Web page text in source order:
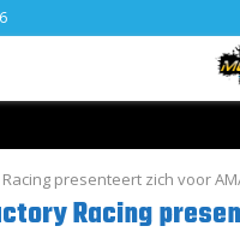
Racing presenteert zich voor
Racing